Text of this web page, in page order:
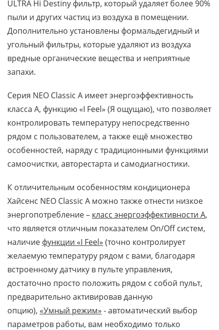
ULTRA Hi Destiny фильтр, который удаляет более 90%
пыли и других частиц из воздуха в помещении.
Дополнительно установлены формальдегидный и
угольный фильтры, которые удаляют из воздуха
вредные органические вещества и неприятные
запахи.
Серия NEO Classic A имеет энергоэффективность
класса А, функцию «I Feel» (Я ощущаю), что позволяет
контролировать температуру непосредственно
рядом с пользователем, а также ещё множество
особенностей, наряду с традиционными функциями
самоочистки, авторестарта и самодиагностики.
К отличительным особенностям кондиционера
Хайсенс NEO Classic А можно также отнести низкое
энергопотребление – класс энергоэффективности А,
что является отличным показателем On/Off систем,
наличие функции «I Feel» (точно контролирует
желаемую температуру рядом с вами, благодаря
встроенному датчику в пульте управления,
достаточно просто положить рядом с собой пульт,
предварительно активировав данную
опцию), «Умный режим» - автоматический выбор
параметров работы, вам необходимо только